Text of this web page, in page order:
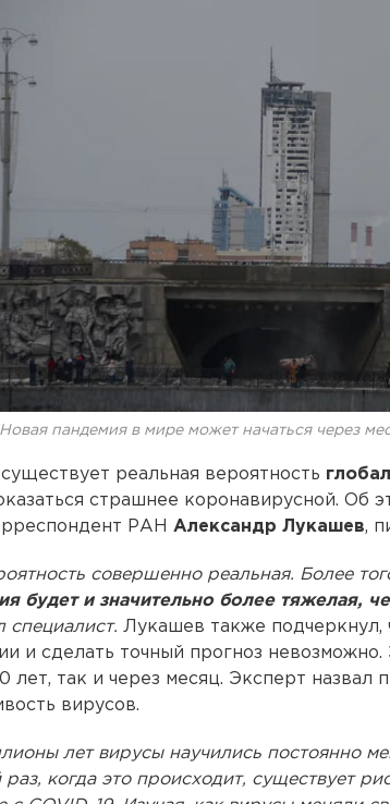
пандемия в мире может начаться через
реальная вероятность
страшнее коронавирусной. Об
РАН Александр Лукашев,
совершенно реальная. Более
будет и значительно более тяжелая,
специалист. Лукашев также подчеркнул,
и сделать точный прогноз
лет, так и через месяц. Эксперт назвал
вирусов.
лет вирусы научились постоянно
когда это происходит, существует